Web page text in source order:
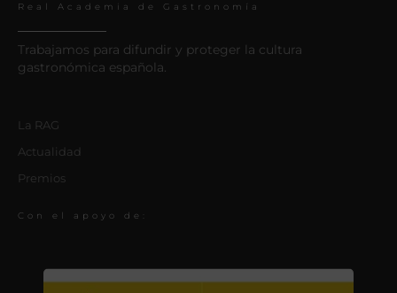
Real Academia de Gastronomía
Trabajamos para difundir y proteger la cultura
gastronómica española.
La RAG
Actualidad
Premios
Con el apoyo de: